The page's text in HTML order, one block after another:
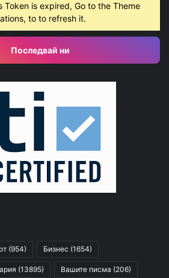
Token is expired, Go to the Theme
to to refresh it.
Последвай ни
(954) Бизнес (1654)
(13895) Вашите писма (206)